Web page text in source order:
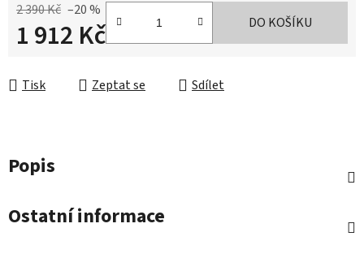
2 390 Kč –20 %
1 912 Kč DO KOŠÍKU
Tisk Zeptat se Sdílet
Popis
Ostatní informace